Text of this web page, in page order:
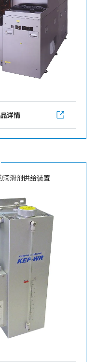
详情
润滑剂供给装置